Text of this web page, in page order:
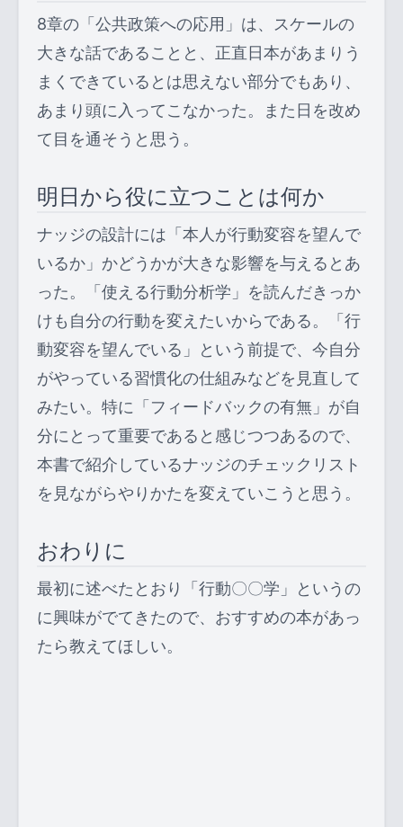
8章の「公共政策への応用」は、スケールの
大きな話であることと、正直日本があまりう
まくできているとは思えない部分でもあり、
あまり頭に入ってこなかった。また日を改め
て目を通そうと思う。
明日から役に立つことは何か
ナッジの設計には「本人が行動変容を望んで
いるか」かどうかが大きな影響を与えるとあ
った。「使える行動分析学」を読んだきっか
けも自分の行動を変えたいからである。「行
動変容を望んでいる」という前提で、今自分
がやっている習慣化の仕組みなどを見直して
みたい。特に「フィードバックの有無」が自
分にとって重要であると感じつつあるので、
本書で紹介しているナッジのチェックリスト
を見ながらやりかたを変えていこうと思う。
おわりに
最初に述べたとおり「行動〇〇学」というの
に興味がでてきたので、おすすめの本があっ
たら教えてほしい。